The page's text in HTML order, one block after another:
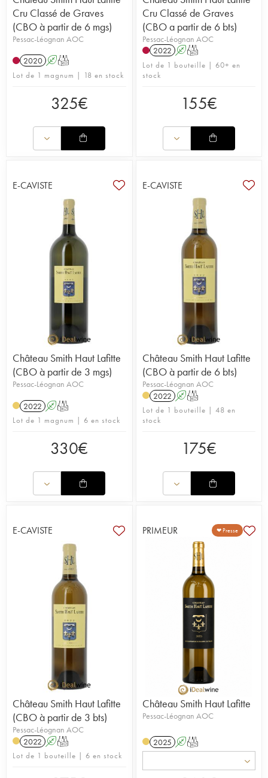
Cru Classé de Graves
(CBO à partir de 6 mgs)
Pessac-Léognan AOC
2020 AT
Lot de 1 magnum | 18 en stock
325€
Cru Classé de Graves
(CBO a partir de 6 bts)
Pessac-Léognan AOC
2022 AT
Lot de 1 bouteille | 60+ en
stock
155€
E-CAVISTE
Château Smith Haut Lafitte
(CBO à partir de 3 mgs)
Pessac-Léognan AOC
2022 AT
Lot de 1 magnum | 6 en stock
330€
E-CAVISTE
Château Smith Haut Lafitte
(CBO à partir de 6 bts)
Pessac-Léognan AOC
2022 AT
Lot de 1 bouteille | 48 en
stock
175€
E-CAVISTE
Château Smith Haut Lafitte
(CBO à partir de 3 bts)
Pessac-Léognan AOC
2022 AT
Lot de 1 bouteille | 6 en stock
PRIMEUR ❤ Presse
Château Smith Haut Lafitte
Pessac-Léognan AOC
2025 AT